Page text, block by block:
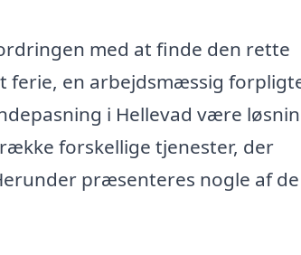
med at finde den rette
ferie, en arbejdsmæssig
i Hellevad være
forskellige tjenester, der
præsenteres nogle af de